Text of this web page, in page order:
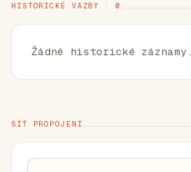
HISTORICKÉ VAZBY · 0
Žádné historické záznamy.
SÍŤ PROPOJENÍ